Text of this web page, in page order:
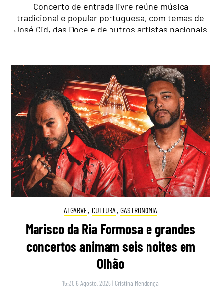
Concerto de entrada livre reúne música
tradicional e popular portuguesa, com temas de
José Cid, das Doce e de outros artistas nacionais
ALGARVE, CULTURA , GASTRONOMIA
Marisco da Ria Formosa e grandes
concertos animam seis noites em
Olhão
15:30 6 Agosto, 2026 | Cristina Mendonça